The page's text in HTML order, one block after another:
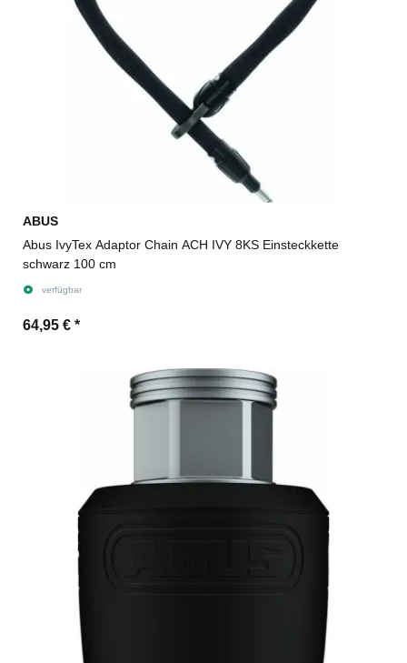
ABUS
Abus IvyTex Adaptor Chain ACH IVY 8KS Einsteckkette
schwarz 100 cm
verfügbar
64,95 € *